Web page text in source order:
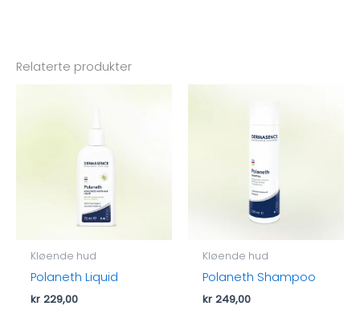
Relaterte produkter
Kløende hud
Polaneth Liquid
kr229,00
Kløende hud
Polaneth Shampoo
kr249,00